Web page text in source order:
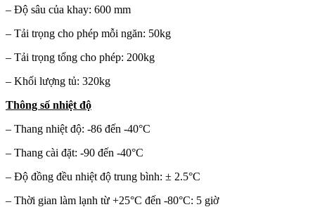
– Độ sâu của khay: 600 mm
– Tải trọng cho phép mỗi ngăn: 50kg
– Tải trọng tổng cho phép: 200kg
– Khối lượng tủ: 320kg
Thông số nhiệt độ
– Thang nhiệt độ: -86 đến -40°C
– Thang cài đặt: -90 đến -40°C
– Độ đồng đều nhiệt độ trung bình: ± 2.5°C
– Thời gian làm lạnh từ +25°C đến -80°C: 5 giờ